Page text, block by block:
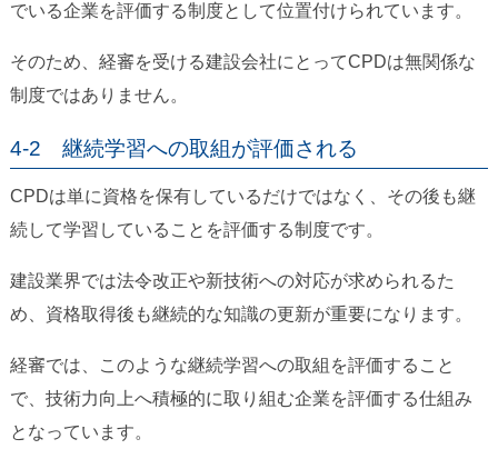
でいる企業を評価する制度として位置付けられています。
そのため、経審を受ける建設会社にとってCPDは無関係な
制度ではありません。
4-2 継続学習への取組が評価される
CPDは単に資格を保有しているだけではなく、その後も継
続して学習していることを評価する制度です。
建設業界では法令改正や新技術への対応が求められるた
め、資格取得後も継続的な知識の更新が重要になります。
経審では、このような継続学習への取組を評価すること
で、技術力向上へ積極的に取り組む企業を評価する仕組み
となっています。